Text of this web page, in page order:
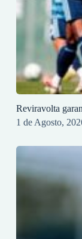
Reviravolta
1 de Agosto,